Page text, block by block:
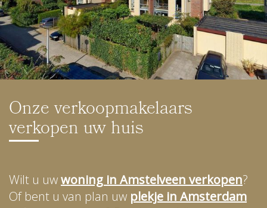
Onze verkoopmakelaars
verkopen uw huis
Wilt u uwwoning in Amstelveen verkopen?
Of bent u van plan uw plekje in Amsterdam